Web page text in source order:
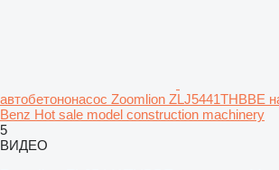
автобетононасос Zoomlion ZLJ5441THBBE
Benz Hot sale model construction machinery
5
ВИДЕО